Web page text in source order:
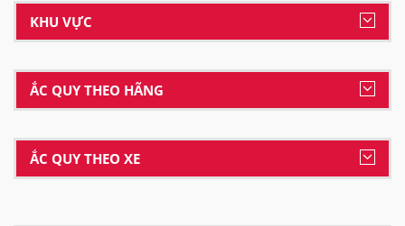
KHU VỰC
ẮC QUY THEO HÃNG
ẮC QUY THEO XE